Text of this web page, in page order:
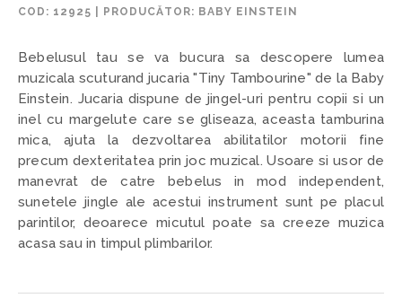
COD: 12925 PRODUCĂTOR: BABY EINSTEIN
Bebelusul tau se va bucura sa descopere lumea
muzicala scuturand jucaria "Tiny Tambourine" de la Baby
Einstein. Jucaria dispune de jingel-uri pentru copii si un
inel cu margelute care se gliseaza, aceasta tamburina
mica, ajuta la dezvoltarea abilitatilor motorii fine
precum dexteritatea prin joc muzical. Usoare si usor de
manevrat de catre bebelus in mod independent,
sunetele jingle ale acestui instrument sunt pe placul
parintilor, deoarece micutul poate sa creeze muzica
acasa sau in timpul plimbarilor.